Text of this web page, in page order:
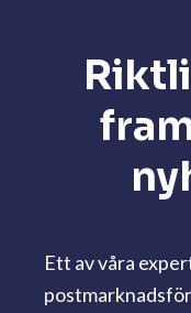
Ett av våra